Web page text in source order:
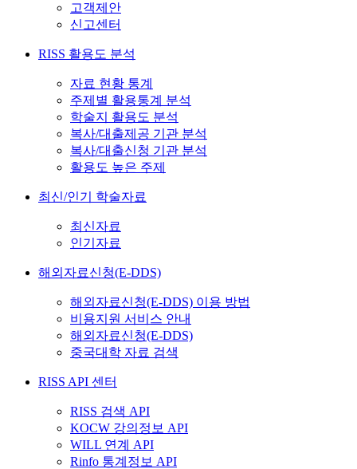
고객제안
신고센터
RISS 활용도 분석
자료 현황 통계
주제별 활용통계 분석
학술지 활용도 분석
복사/대출제공 기관 분석
복사/대출신청 기관 분석
활용도 높은 주제
최신/인기 학술자료
최신자료
인기자료
해외자료신청(E-DDS)
해외자료신청(E-DDS) 이용 방법
비용지원 서비스 안내
해외자료신청(E-DDS)
중국대학 자료 검색
RISS API 센터
RISS 검색 API
KOCW 강의정보 API
WILL 연계 API
Rinfo 통계정보 API